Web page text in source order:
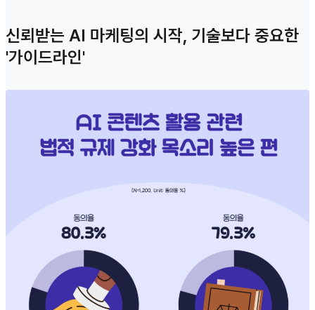
신뢰받는 AI 마케팅의 시작, 기술보다 중요한
'가이드라인'